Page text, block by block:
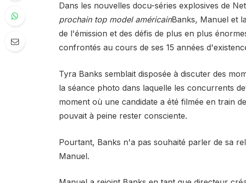
Dans les nouvelles docu-séries explosives de
prochain top model américainBanks, Manuel et
de l'émission et des défis de plus en plus
confrontés au cours de ses 15 années
Tyra Banks semblait disposée à discuter des
la séance photo dans laquelle les concurrents
moment où une candidate a été filmée en train
pouvait à peine rester consciente.
Pourtant, Banks n'a pas souhaité parler de sa
Manuel.